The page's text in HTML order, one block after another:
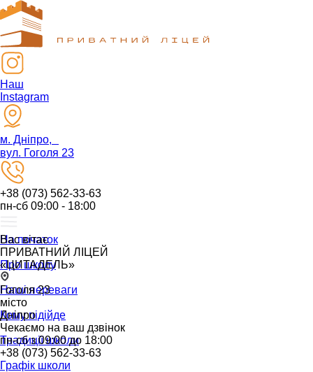
Наш
Instagram
м. Дніпро,
вул. Гоголя 23
+38 (073) 562-33-63
пн-сб 09:00 - 18:00
На початок
Про школу
Наші переваги
Кому підійде
Традиції школи
Графік школи
Вас вітає
ПРИВАТНИЙ ЛІЦЕЙ
«ЦИТАДЕЛЬ»
Гоголя 23
місто
Дніпро
Чекаємо на ваш дзвінок
пн-сб з 09:00 до 18:00
+38 (073) 562-33-63